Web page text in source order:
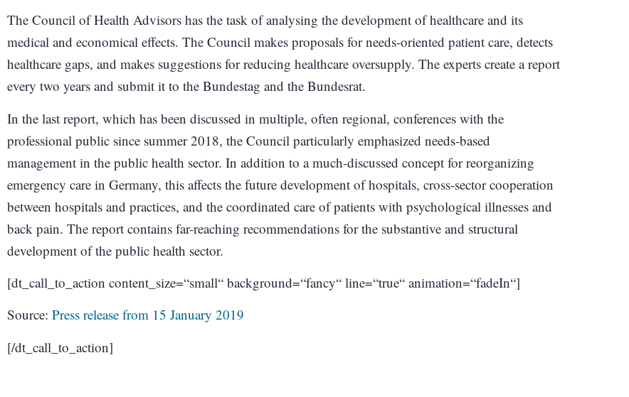
The Council of Health Advisors has the task of analysing the development of healthcare and its
medical and economical effects. The Council makes proposals for needs-oriented patient care, detects
healthcare gaps, and makes suggestions for reducing healthcare oversupply. The experts create a report
every two years and submit it to the Bundestag and the Bundesrat.
In the last report, which has been discussed in multiple, often regional, conferences with the
professional public since summer 2018, the Council particularly emphasized needs-based
management in the public health sector. In addition to a much-discussed concept for reorganizing
emergency care in Germany, this affects the future development of hospitals, cross-sector cooperation
between hospitals and practices, and the coordinated care of patients with psychological illnesses and
back pain. The report contains far-reaching recommendations for the substantive and structural
development of the public health sector.
[dt_call_to_action content_size=“small“ background=“fancy“ line=“true“ animation=“fadeIn“]
Source: Press release from 15 January 2019
[/dt_call_to_action]